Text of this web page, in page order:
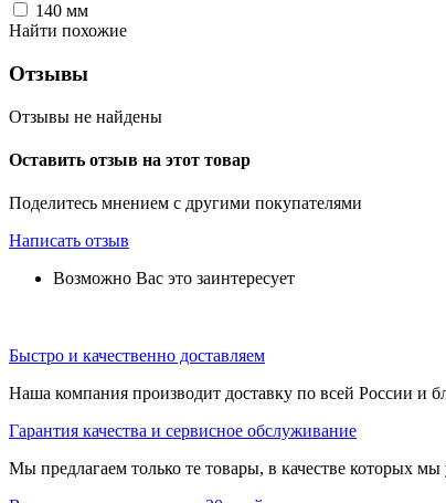
140 мм
Найти похожие
Отзывы
Отзывы не найдены
Оставить отзыв на этот товар
Поделитесь мнением с другими покупателями
Написать отзыв
Возможно Вас это заинтересует
Быстро и качественно доставляем
Наша компания производит доставку по всей России и
Гарантия качества и сервисное обслуживание
Мы предлагаем только те товары, в качестве которых